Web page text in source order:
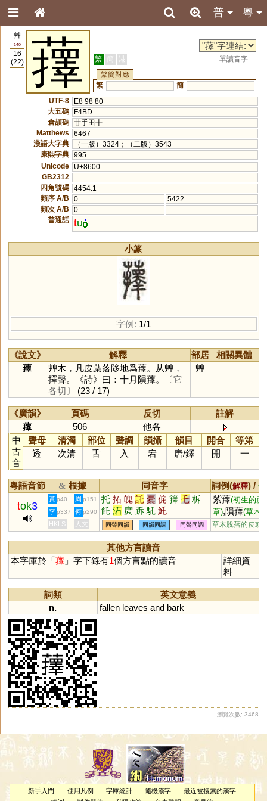
粵
普
艸
140
16
(22)
蘀 繁 簡 港
單讀音字
繁簡對應
繁
簡
UTF-8
E8 98 80
大五碼
F4BD
倉頡碼 廿手田十
Matthews
6467
漢語大字典
（一版）3324；（二版）3543
康熙字典 995
Unicode
U+8600
GB2312
四角號碼 4454.1
頻序 A/B
0
5422
頻次 A/B
0
--
普通話 tu
小篆
字例: 1/1
《說文》 解釋 部居
相關異體
蘀
艸木，凡皮葉落陊地爲蘀。从艸，
擇聲。《詩》曰：十月隕蘀。
〔它
各切〕
(23 / 17)
艸
《廣韻》 頁碼 反切
註解
蘀
506
他各
中
古
音
聲母 清濁 部位 聲調 韻攝 韻目 開合
等第
透
次清 舌 入 宕 唐/鐸 開 一
粵語音節 & 根據 同音字 詞例(解釋) /
tok3
黃 p40 周 p151 托 拓 魄 託 橐 侂 籜 乇 柝
飥 沰 庹 跅 馲 魠
紫蘀(初生的蘆
葦),隕蘀(草木
落)
李 p337 何 p290
HKLS 人文 同聲同韻 同韻同調 同聲同調 草木脫落的皮或
其他方言讀音
本字庫於「蘀」字下錄有1個方言點的讀音
詳細資
料
詞類
英文意義
n.
fallen leaves and bark
瀏覽次數: 3468
新手入門 使用凡例 字庫統計 隨機漢字
最近被搜索的漢字